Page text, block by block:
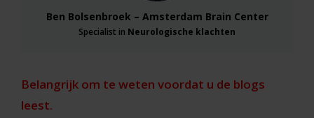
Ben Bolsenbroek – Amsterdam Brain Center
Specialist in Neurologische klachten
Belangrijk om te weten voordat u de blogs
leest.